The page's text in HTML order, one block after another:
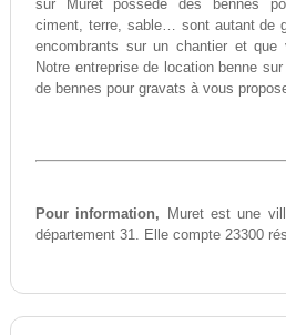
sur Muret possède des bennes
ciment, terre, sable… sont autant de
encombrants sur un chantier et que
Notre entreprise de location benne
de bennes pour gravats à vous
Pour information, Muret est une
département 31. Elle compte 23300